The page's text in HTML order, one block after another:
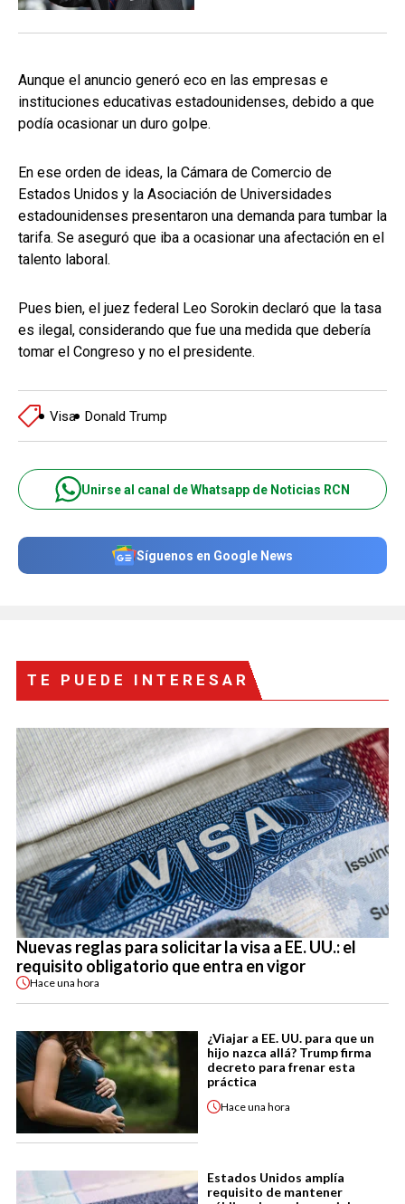
Aunque el anuncio generó eco en las empresas e
instituciones educativas estadounidenses, debido a que
podía ocasionar un duro golpe.
En ese orden de ideas, la Cámara de Comercio de
Estados Unidos y la Asociación de Universidades
estadounidenses presentaron una demanda para tumbar la
tarifa. Se aseguró que iba a ocasionar una afectación en el
talento laboral.
Pues bien, el juez federal Leo Sorokin declaró que la tasa
es ilegal, considerando que fue una medida que debería
tomar el Congreso y no el presidente.
Visa Donald Trump
Unirse al canal de Whatsapp de Noticias RCN
Síguenos en Google News
TE PUEDE INTERESAR
Nuevas reglas para solicitar la visa a EE. UU.: el
requisito obligatorio que entra en vigor
Haceuna hora
¿Viajar a EE. UU. para que un
hijo nazca allá? Trump firma
decreto para frenar esta
práctica
Haceuna hora
Estados Unidos amplía
requisito de mantener